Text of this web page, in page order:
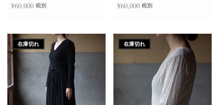
¥60,000 税別 ¥60,000 税別
在庫切れ 在庫切れ